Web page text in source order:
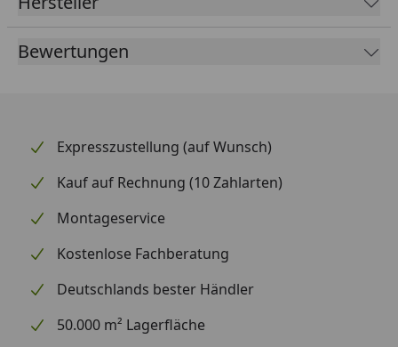
Bewertungen
Expresszustellung (auf Wunsch)
Kauf auf Rechnung (10 Zahlarten)
Montageservice
Kostenlose Fachberatung
Deutschlands bester Händler
50.000 m² Lagerfläche